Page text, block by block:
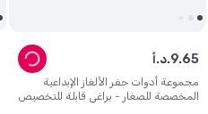
مجموعة أدوات حفر الألغاز الإبداعية
المخصصة للصغار - براغي قابلة للتخصيص
د.أ.9.65